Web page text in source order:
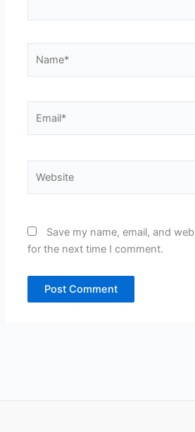
Save my name, email, and
for the next time I comment.